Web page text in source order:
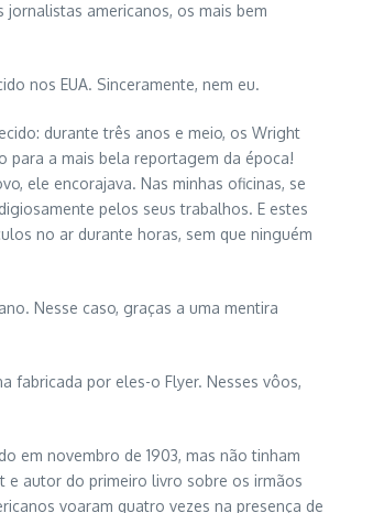
americanos, os mais bem
nos EUA. Sinceramente, nem eu.
durante três anos e meio, os Wright
para a mais bela reportagem da época!
ele encorajava. Nas minhas oficinas, se
pelos seus trabalhos. E estes
no ar durante horas, sem que ninguém
Nesse caso, graças a uma mentira
fabricada por eles-o Flyer. Nesses vôos,
em novembro de 1903, mas não tinham
e autor do primeiro livro sobre os irmãos
voaram quatro vezes na presença de